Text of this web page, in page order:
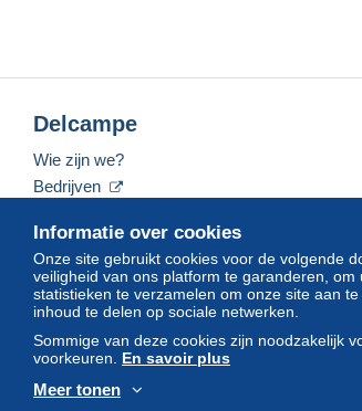
Informatie over cookies
Onze site gebruikt cookies voor de volgende
veiligheid van ons platform te garanderen,
statistieken te verzamelen om onze site aan
inhoud te delen op sociale netwerken.
Sommige van deze cookies zijn noodzakelijk
voorkeuren. En savoir plus
Meer tonen
Delcampe
Wie zijn we?
Bedrijven
Neem contact met ons op
© Delcampe International srl. Alle rechten